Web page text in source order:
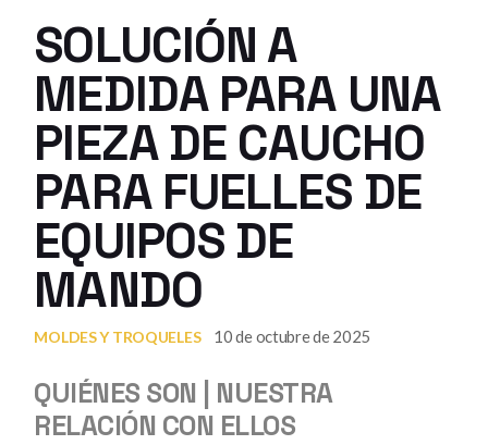
SOLUCIÓN A
MEDIDA PARA UNA
PIEZA DE CAUCHO
PARA FUELLES DE
EQUIPOS DE
MANDO
MOLDES Y TROQUELES 10 de octubre de 2025
QUIÉNES SON | NUESTRA
RELACIÓN CON ELLOS